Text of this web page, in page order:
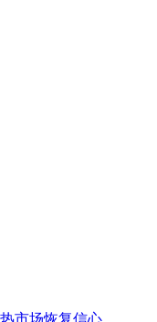
市场恢复信心